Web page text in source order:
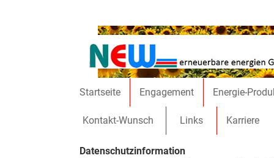
Startseite Engagement Energie-
Kontakt-Wunsch Links Karriere
Datenschutzinformation